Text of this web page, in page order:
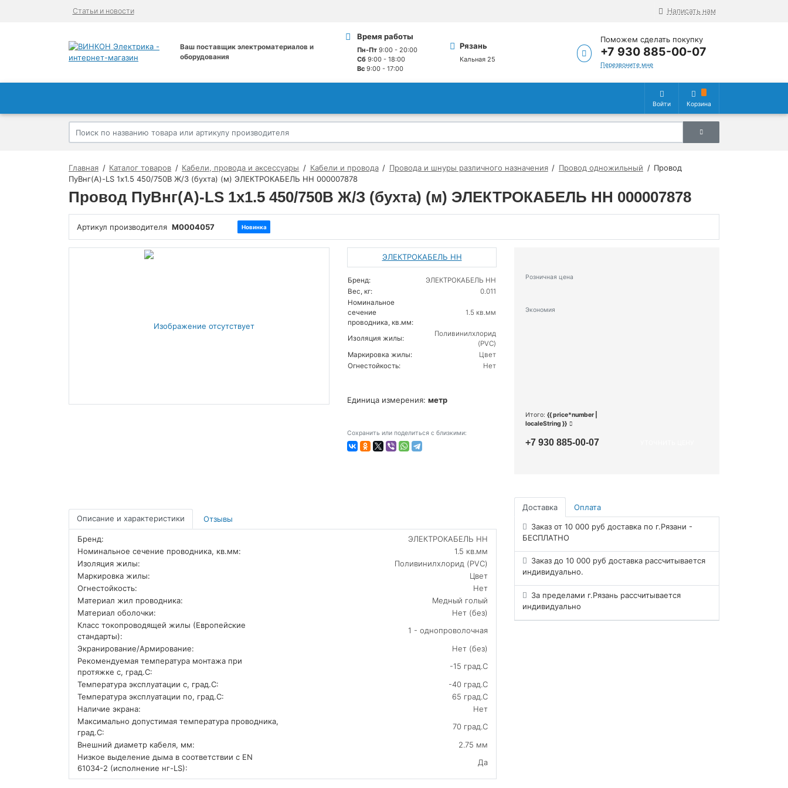
Статьи и новости Написать нам
Ваш поставщик электроматериалов и
оборудования
Время работы
Пн-Пт9:00 - 20:00
Сб9:00 - 18:00
Вс9:00 - 17:00
Рязань
Кальная 25
Поможем сделать покупку
+7 930 885-00-07
Перезвоните мне
Войти Корзина
Главная Каталог товаров Кабели, провода и аксессуары Кабели и провода Провода и шнуры различного назначения Провод одножильный
Провод
ПуВнг(А)-LS 1х1.5 450/750В Ж/З (бухта) (м) ЭЛЕКТРОКАБЕЛЬ НН 000007878
Провод ПуВнг(А)-LS 1х1.5 450/750В Ж/З (бухта) (м) ЭЛЕКТРОКАБЕЛЬ НН 000007878
Артикул производителя M0004057 Новинка
ЭЛЕКТРОКАБЕЛЬ НН
Бренд:
ЭЛЕКТРОКАБЕЛЬ НН
Вес, кг:
0.011
Номинальное
сечение
проводника, кв.мм:
1.5 кв.мм
Изоляция жилы:
Поливинилхлорид
(PVC)
Маркировка жилы:
Цвет
Огнестойкость:
Нет
Единица измерения: метр
Сохранить или поделиться с близкими:
Розничная цена
Экономия
Итого: {{ price*number |
localeString }}
+7 930 885-00-07
Доставка Оплата
Заказ от 10 000 руб доставка по г.Рязани -
БЕСПЛАТНО
Заказ до 10 000 руб доставка рассчитывается
индивидуально.
За пределами г.Рязань рассчитывается
индивидуально
Описание и характеристики Отзывы
Бренд:
ЭЛЕКТРОКАБЕЛЬ НН
Номинальное сечение проводника, кв.мм:
1.5 кв.мм
Изоляция жилы:
Поливинилхлорид (PVC)
Маркировка жилы:
Цвет
Огнестойкость:
Нет
Материал жил проводника:
Медный голый
Материал оболочки:
Нет (без)
Класс токопроводящей жилы (Европейские
стандарты):
1 - однопроволочная
Экранирование/Армирование:
Нет (без)
Рекомендуемая температура монтажа при
протяжке с, град.C:
-15 град.C
Температура эксплуатации с, град.C:
-40 град.C
Температура эксплуатации по, град.C:
65 град.C
Наличие экрана:
Нет
Максимально допустимая температура проводника,
град.C:
70 град.C
Внешний диаметр кабеля, мм:
2.75 мм
Низкое выделение дыма в соответствии с EN
61034-2 (исполнение нг-LS):
Да